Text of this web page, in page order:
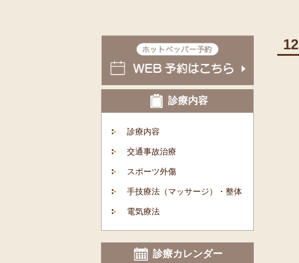
診療内容
診療内容
交通事故治療
スポーツ外傷
手技療法（マッサージ）・整体
電気療法
診療カレンダー